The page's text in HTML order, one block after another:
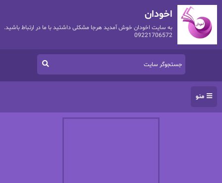
اخودان
به سایت اخودان خوش آمدید هرجا مشکلی داشتید با ما در ارتباط باشید.
09221706572
منو